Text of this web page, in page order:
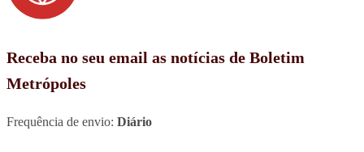
Receba no seu email as notícias de Boletim
Metrópoles
Frequência de envio: Diário